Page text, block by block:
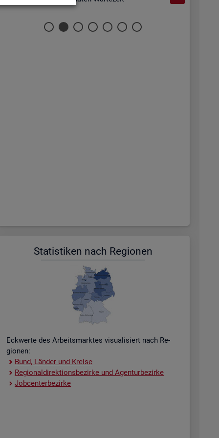
Sta­tis­ti­ken nach Re­gio­nen
Eck­wer­te des Ar­beits­mark­tes vi­sua­li­siert nach Re­
gio­nen:
Bund, Län­der und Krei­se
Re­gio­nal­di­rek­ti­ons­be­zir­ke und Agen­tur­be­zir­ke
Job­cent­er­be­zir­ke